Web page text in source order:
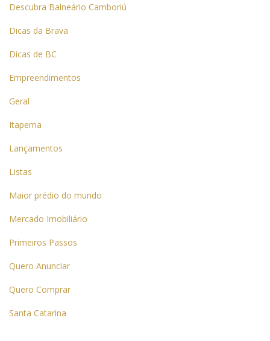
Descubra Balneário Camboriú
Dicas da Brava
Dicas de BC
Empreendimentos
Geral
Itapema
Lançamentos
Listas
Maior prédio do mundo
Mercado Imobiliário
Primeiros Passos
Quero Anunciar
Quero Comprar
Santa Catarina